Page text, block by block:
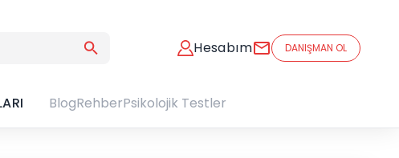
Hesabım DANIŞMAN OL
BlogRehberPsikolojik Testler